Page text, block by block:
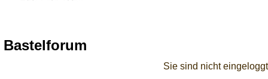
Bastelforum
Sie sind nicht eingeloggt